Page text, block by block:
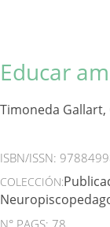
Educar
Timoneda Gallart,
ISBN/ISSN:
COLECCIÓN: